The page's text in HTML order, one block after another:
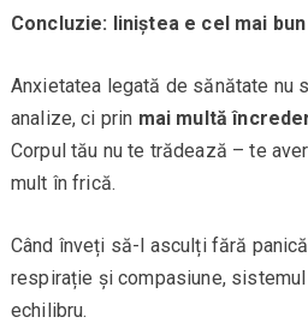
Concluzie: liniștea e cel mai
Anxietatea legată de sănătate nu
analize, ci prin mai multă
Corpul tău nu te trădează – te
mult în frică.
Când înveți să-l asculți fără
respirație și compasiune,
echilibru.